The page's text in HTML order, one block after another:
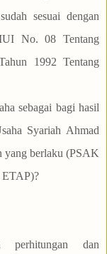
sesuai dengan
No. 08 Tentang
1992 Tentang
sebagai bagi hasil
Syariah Ahmad
yang berlaku (PSAK
ETAP)?
perhitungan dan